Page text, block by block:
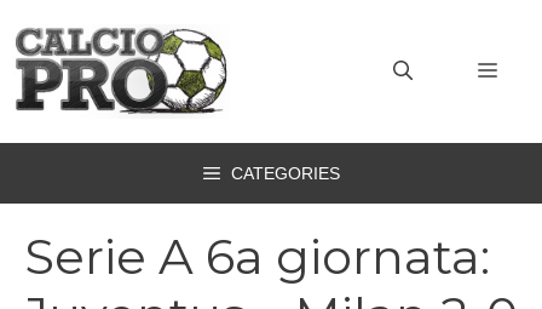
contenuto
CATEGORIES
Serie A 6a giornata: